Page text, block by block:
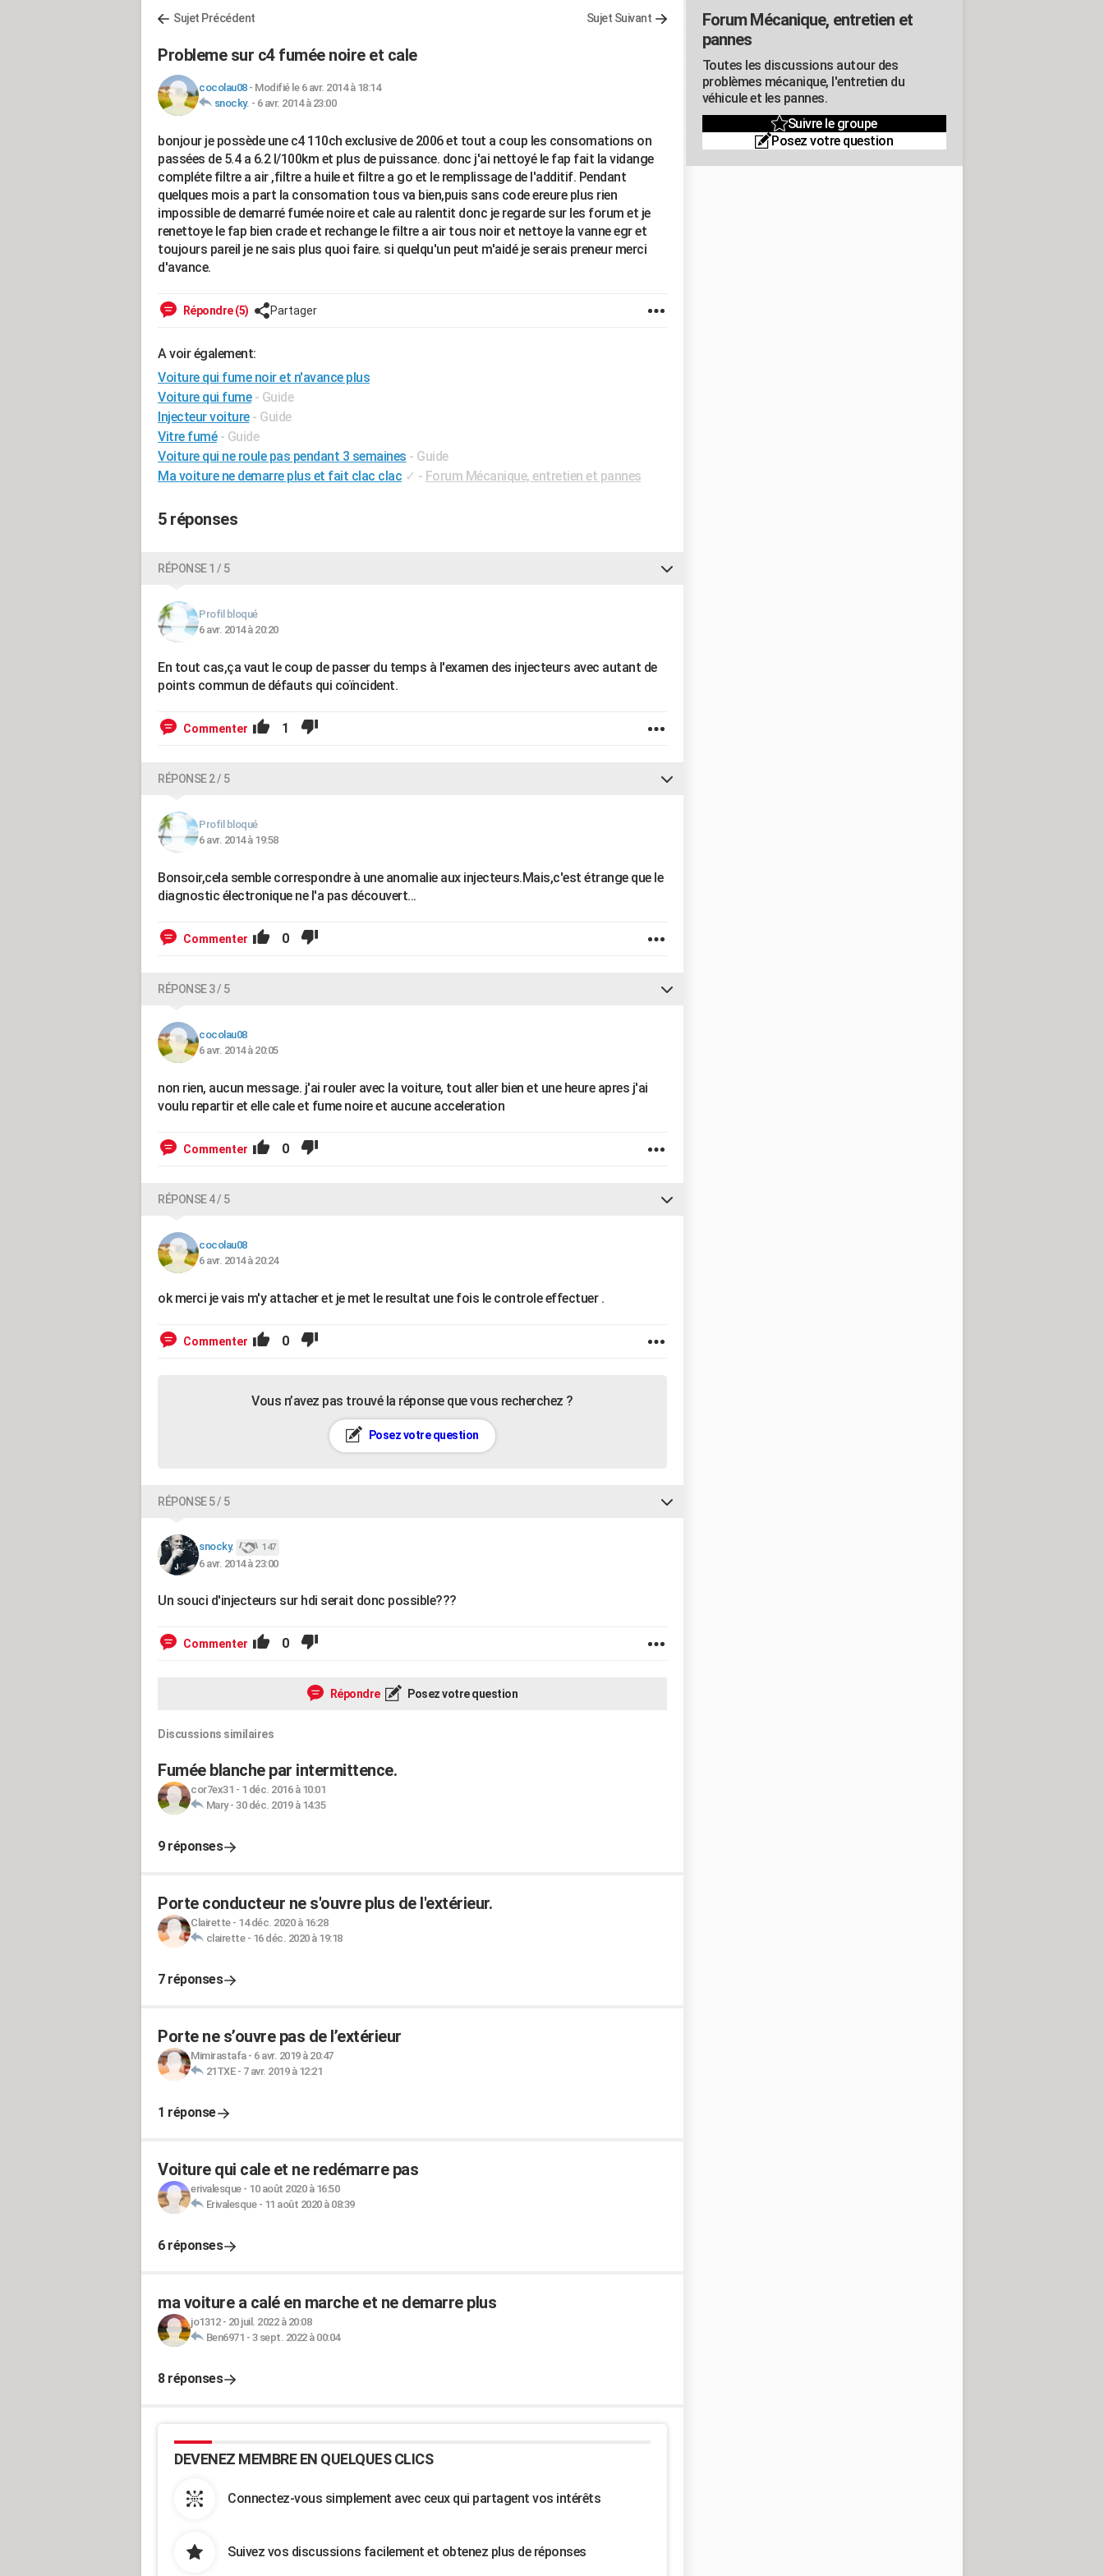
Sujet Précédent Sujet Suivant
Probleme sur c4 fumée noire et cale
cocolau08- Modifié le 6 avr. 2014 à 18:14
snocky. - 6 avr. 2014 à 23:00
bonjour je possède une c4 110ch exclusive de 2006 et tout a coup les consomations on
passées de 5.4 a 6.2 l/100km et plus de puissance. donc j'ai nettoyé le fap fait la vidange
compléte filtre a air ,filtre a huile et filtre a go et le remplissage de l'additif. Pendant
quelques mois a part la consomation tous va bien,puis sans code ereure plus rien
impossible de demarré fumée noire et cale au ralentit donc je regarde sur les forum et je
renettoye le fap bien crade et rechange le filtre a air tous noir et nettoye la vanne egr et
toujours pareil je ne sais plus quoi faire. si quelqu'un peut m'aidé je serais preneur merci
d'avance.
Répondre (5) Partager
A voir également:
Voiture qui fume noir et n'avance plus
Voiture qui fume - Guide
Injecteur voiture - Guide
Vitre fumé - Guide
Voiture qui ne roule pas pendant 3 semaines - Guide
Ma voiture ne demarre plus et fait clac clac ✓ - Forum Mécanique, entretien et pannes
5 réponses
RÉPONSE 1 / 5
Profil bloqué
6 avr. 2014 à 20:20
En tout cas,ça vaut le coup de passer du temps à l'examen des injecteurs avec autant de
points commun de défauts qui coïncident.
Commenter 1
RÉPONSE 2 / 5
Profil bloqué
6 avr. 2014 à 19:58
Bonsoir,cela semble correspondre à une anomalie aux injecteurs.Mais,c'est étrange que le
diagnostic électronique ne l'a pas découvert...
Commenter 0
RÉPONSE 3 / 5
cocolau08
6 avr. 2014 à 20:05
non rien, aucun message. j'ai rouler avec la voiture, tout aller bien et une heure apres j'ai
voulu repartir et elle cale et fume noire et aucune acceleration
Commenter 0
RÉPONSE 4 / 5
cocolau08
6 avr. 2014 à 20:24
ok merci je vais m'y attacher et je met le resultat une fois le controle effectuer .
Commenter 0
Vous n’avez pas trouvé la réponse que vous recherchez ?
Posez votre question
RÉPONSE 5 / 5
snocky. 147
6 avr. 2014 à 23:00
Un souci d'injecteurs sur hdi serait donc possible???
Commenter 0
Répondre Posez votre question
Discussions similaires
Fumée blanche par intermittence.
cor7ex31 - 1 déc. 2016 à 10:01
Mary- 30 déc. 2019 à 14:35
9 réponses
Porte conducteur ne s'ouvre plus de l'extérieur.
Clairette- 14 déc. 2020 à 16:28
clairette- 16 déc. 2020 à 19:18
7 réponses
Porte ne s’ouvre pas de l’extérieur
Mimirastafa- 6 avr. 2019 à 20:47
21TXE- 7 avr. 2019 à 12:21
1 réponse
Voiture qui cale et ne redémarre pas
erivalesque- 10 août 2020 à 16:50
Erivalesque- 11 août 2020 à 08:39
6 réponses
ma voiture a calé en marche et ne demarre plus
jo1312- 20 juil. 2022 à 20:08
Ben6971 - 3 sept. 2022 à 00:04
8 réponses
DEVENEZ MEMBRE EN QUELQUES CLICS
Connectez-vous simplement avec ceux qui partagent vos intérêts
Suivez vos discussions facilement et obtenez plus de réponses
Forum Mécanique, entretien et
pannes
Toutes les discussions autour des
problèmes mécanique, l'entretien du
véhicule et les pannes.
Suivre le groupe
Posez votre question